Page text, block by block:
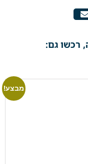
רכשו גם:
מבצע!